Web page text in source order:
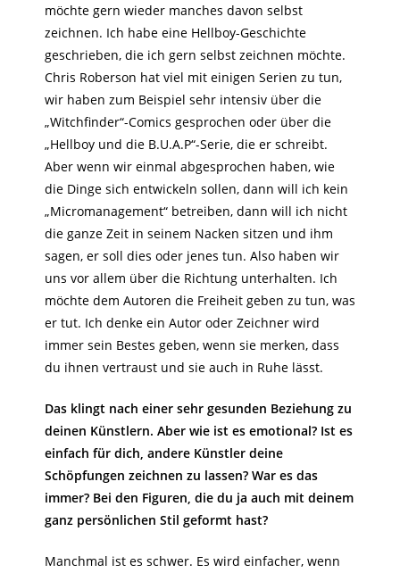
möchte gern wieder manches davon selbst
zeichnen. Ich habe eine Hellboy-Geschichte
geschrieben, die ich gern selbst zeichnen möchte.
Chris Roberson hat viel mit einigen Serien zu tun,
wir haben zum Beispiel sehr intensiv über die
„Witchfinder“-Comics gesprochen oder über die
„Hellboy und die B.U.A.P“-Serie, die er schreibt.
Aber wenn wir einmal abgesprochen haben, wie
die Dinge sich entwickeln sollen, dann will ich kein
„Micromanagement“ betreiben, dann will ich nicht
die ganze Zeit in seinem Nacken sitzen und ihm
sagen, er soll dies oder jenes tun. Also haben wir
uns vor allem über die Richtung unterhalten. Ich
möchte dem Autoren die Freiheit geben zu tun, was
er tut. Ich denke ein Autor oder Zeichner wird
immer sein Bestes geben, wenn sie merken, dass
du ihnen vertraust und sie auch in Ruhe lässt.
Das klingt nach einer sehr gesunden Beziehung zu
deinen Künstlern. Aber wie ist es emotional? Ist es
einfach für dich, andere Künstler deine
Schöpfungen zeichnen zu lassen? War es das
immer? Bei den Figuren, die du ja auch mit deinem
ganz persönlichen Stil geformt hast?
Manchmal ist es schwer. Es wird einfacher, wenn